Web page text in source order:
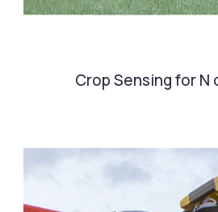
Crop Sensing for N